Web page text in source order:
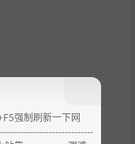
的陷阱。当一组冒险
强制刷新一下网